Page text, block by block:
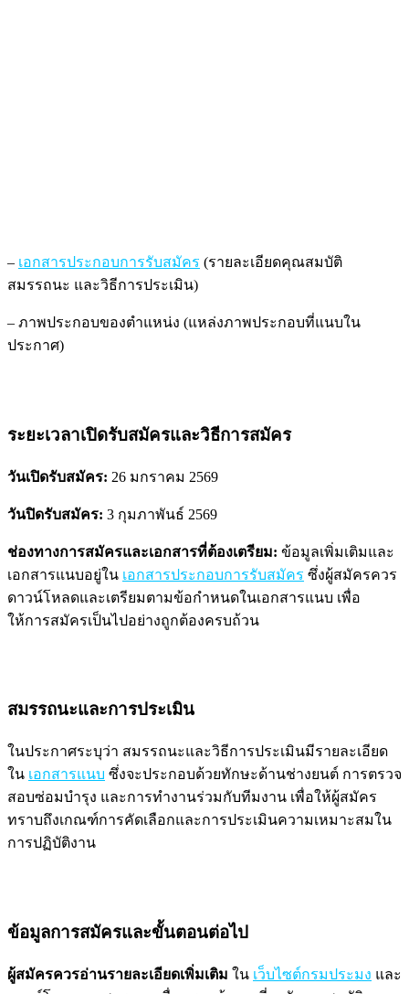
– เอกสารประกอบการรับสมัคร (รายละเอียดคุณสมบัติ
สมรรถนะ และวิธีการประเมิน)
– ภาพประกอบของตำแหน่ง (แหล่งภาพประกอบที่แนบใน
ประกาศ)
ระยะเวลาเปิดรับสมัครและวิธีการสมัคร
วันเปิดรับสมัคร: 26 มกราคม 2569
วันปิดรับสมัคร: 3 กุมภาพันธ์ 2569
ช่องทางการสมัครและเอกสารที่ต้องเตรียม: ข้อมูลเพิ่มเติมและ
เอกสารแนบอยู่ใน เอกสารประกอบการรับสมัคร ซึ่งผู้สมัครควร
ดาวน์โหลดและเตรียมตามข้อกำหนดในเอกสารแนบ เพื่อ
ให้การสมัครเป็นไปอย่างถูกต้องครบถ้วน
สมรรถนะและการประเมิน
ในประกาศระบุว่า สมรรถนะและวิธีการประเมินมีรายละเอียด
ใน เอกสารแนบ ซึ่งจะประกอบด้วยทักษะด้านช่างยนต์ การตรวจ
สอบซ่อมบำรุง และการทำงานร่วมกับทีมงาน เพื่อให้ผู้สมัคร
ทราบถึงเกณฑ์การคัดเลือกและการประเมินความเหมาะสมใน
การปฏิบัติงาน
ข้อมูลการสมัครและขั้นตอนต่อไป
ผู้สมัครควรอ่านรายละเอียดเพิ่มเติม ใน เว็บไซต์กรมประมง และ